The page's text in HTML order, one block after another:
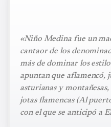
«Niño Medina fue un
cantaor de los
más de dominar los
apuntan que aflamencó,
asturianas y
jotas flamencas (Al
con el que se anticipó a